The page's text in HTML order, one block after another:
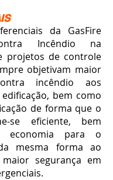
da GasFire
Incêndio na
projetos de controle
objetivam maior
incêndio aos
bem como
de forma que o
se eficiente, bem
economia para o
mesma forma ao
segurança em